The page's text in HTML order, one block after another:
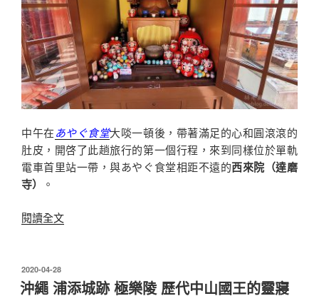
產
日
本
100
名
城
賞
櫻
賞
古
中午在あやぐ食堂大啖一頓後，帶著滿足的心和圓滾滾的
肚皮，開啓了此趟旅行的第一個行程，來到同樣位於單軌
電車首里站一帶，與あやぐ食堂相距不遠的西來院（達磨
寺）
。
閱讀全文〈沖
院
發
佈
於
2020-04-28
沖繩 浦添城跡 極樂陵 歷代中山國王的靈寢